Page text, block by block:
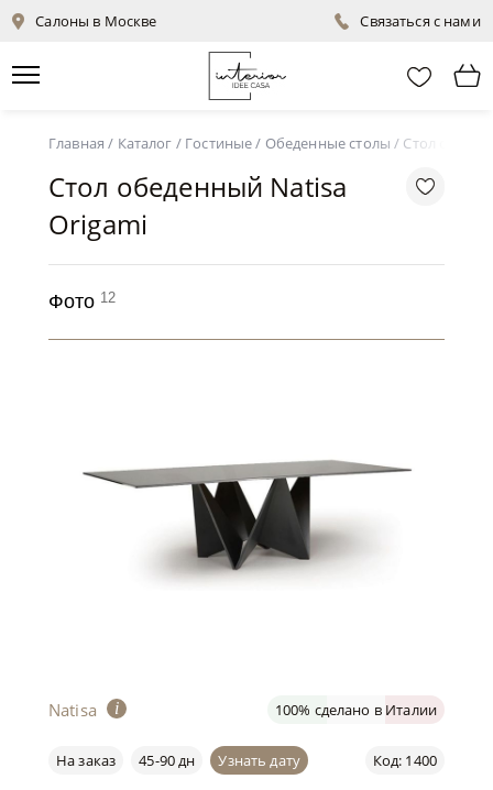
Салоны в Москве Связаться с нами
Главная / Каталог / Гостиные/ Обеденные столы / Стол
Стол обеденный Natisa
Origami
Фото 12
Natisa i 100% сделано в Италии
Код: 1400
На заказ 45-90 дн Узнать дату